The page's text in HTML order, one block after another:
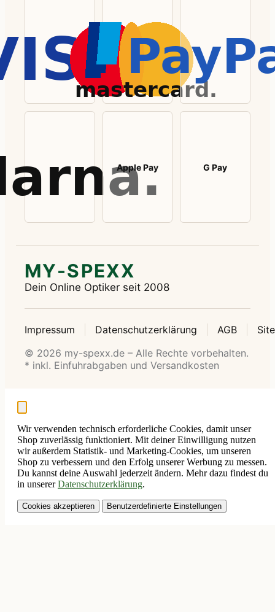
Apple Pay G Pay
MY-SPEXX
Dein Online Optiker seit 2008
Impressum Datenschutzerklärung AGB
© 2026 my-spexx.de – Alle Rechte vorbehalten.
* inkl. Einfuhrabgaben und Versandkosten
Wir verwenden technisch erforderliche Cookies, damit unser
Shop zuverlässig funktioniert. Mit deiner Einwilligung nutzen
wir außerdem Statistik- und Marketing-Cookies, um unseren
Shop zu verbessern und den Erfolg unserer Werbung zu messen.
Du kannst deine Auswahl jederzeit ändern. Mehr dazu findest du
in unsererDatenschutzerklärung.
Cookies akzeptieren Benutzerdefinierte Einstellungen